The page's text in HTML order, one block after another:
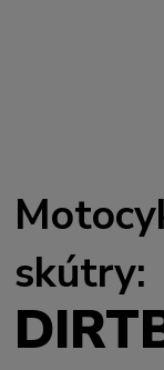
skútry: